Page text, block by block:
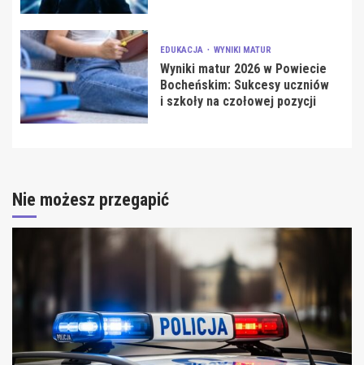
EDUKACJA WYNIKI MATUR
Wyniki matur 2026 w Powiecie
Bocheńskim: Sukcesy uczniów
i szkoły na czołowej pozycji
Nie możesz przegapić